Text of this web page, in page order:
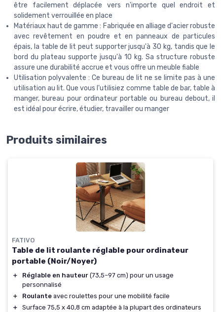
être facilement déplacée vers n'importe quel endroit et
solidement verrouillée en place
Matériaux haut de gamme : Fabriquée en alliage d'acier robuste
avec revêtement en poudre et en panneaux de particules
épais, la table de lit peut supporter jusqu'à 30 kg, tandis que le
bord du plateau supporte jusqu'à 10 kg. Sa structure robuste
assure une durabilité accrue et vous offre un meuble fiable
Utilisation polyvalente : Ce bureau de lit ne se limite pas à une
utilisation au lit. Que vous l'utilisiez comme table de bar, table à
manger, bureau pour ordinateur portable ou bureau debout, il
est idéal pour écrire, étudier, travailler ou manger
Produits similaires
FATIVO
Table de lit roulante réglable pour ordinateur
portable (Noir/Noyer)
＋ Réglable en hauteur (73,5–97 cm) pour un usage
personnalisé
＋
Roulante avec roulettes pour une mobilité facile
＋
Surface 75,5 x 40,8 cm adaptée à la plupart des ordinateurs